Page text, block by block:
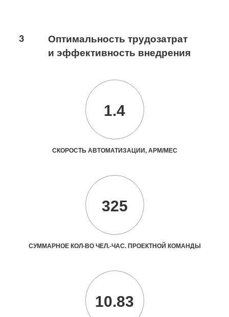
3
Оптимальность трудозатрат
и эффективность внедрения
1.4
СКОРОСТЬ АВТОМАТИЗАЦИИ, АРМ/МЕС
325
СУММАРНОЕ КОЛ-ВО ЧЕЛ.-ЧАС. ПРОЕКТНОЙ КОМАНДЫ
10.83